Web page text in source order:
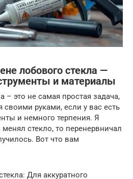
лобового стекла —
и материалы
– это не самая простая задача,
руками, если у вас есть
и немного терпения. Я
стекло, то перенервничал
Вот что вам
Для аккуратного